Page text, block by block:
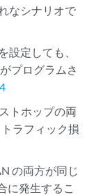
なシナリオで
設定しても、
プログラムさ
トホップの両
ラフィック損
の両方が同じ
に発生するこ